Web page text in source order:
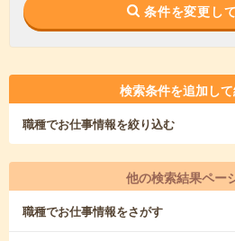
条件を変更し
検索条件を追加し
職種でお仕事情報を絞り込む
他の検索結果ペー
職種でお仕事情報をさがす